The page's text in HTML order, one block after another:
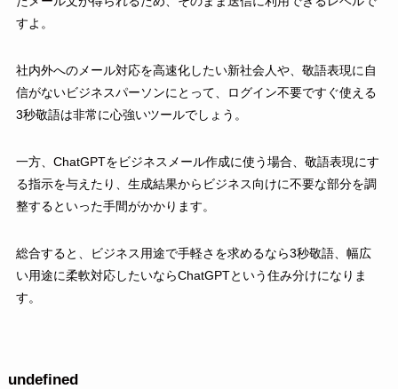
すよ。
社内外へのメール対応を高速化したい新社会人や、敬語表現に自
信がないビジネスパーソンにとって、ログイン不要ですぐ使える
3秒敬語は非常に心強いツールでしょう。
一方、ChatGPTをビジネスメール作成に使う場合、敬語表現にす
る指示を与えたり、生成結果からビジネス向けに不要な部分を調
整するといった手間がかかります。
総合すると、ビジネス用途で手軽さを求めるなら3秒敬語、幅広
い用途に柔軟対応したいならChatGPTという住み分けになりま
す。
undefined